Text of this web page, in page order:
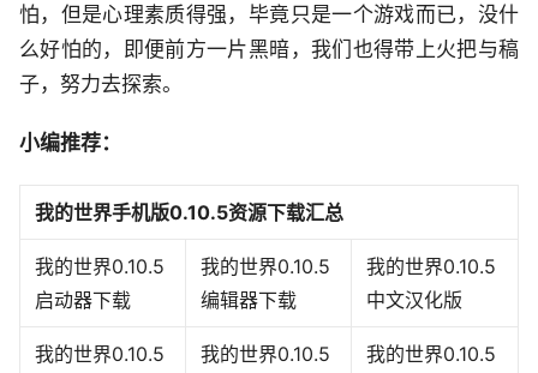
怕，但是心理素质得强，毕竟只是一个游戏而已，没什
么好怕的，即便前方一片黑暗，我们也得带上火把与稿
子，努力去探索。
小编推荐：
我的世界手机版0.10.5资源下载汇总
我的世界0.10.5
启动器下载
我的世界0.10.5
编辑器下载
我的世界0.10.5
中文汉化版
我的世界0.10.5
我的世界0.10.5
我的世界0.10.5